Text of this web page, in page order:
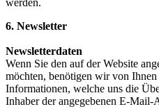
werden.
6. Newsletter
Newsletterdaten
Wenn Sie den auf der Website
möchten, benötigen wir von
Informationen, welche uns die
Inhaber der angegebenen E-Mail-